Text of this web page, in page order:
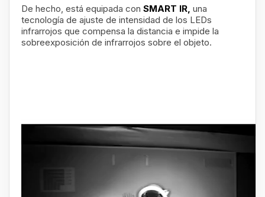
De hecho, está equipada con SMART IR, una
tecnología de ajuste de intensidad de los LEDs
infrarrojos que compensa la distancia e impide la
sobreexposición de infrarrojos sobre el objeto.